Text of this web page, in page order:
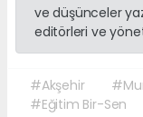
ve düşünceler
editörleri ve
#Akşehir
#Eğitim Bir-Sen